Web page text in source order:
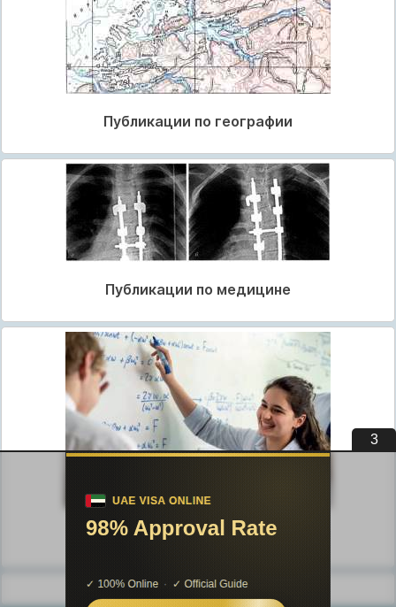
Публикации по географии
Публикации по медицине
Публикации по педагогике
Разделы публикаций
2